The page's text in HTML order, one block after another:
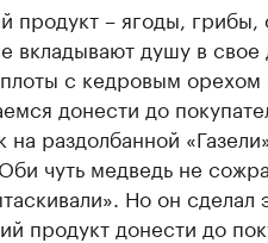
– ягоды, грибы,
вкладывают душу в
с кедровым
донести до
на раздолбанной
чуть медведь не
Но он сделал
продукт донести до